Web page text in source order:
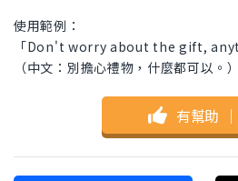
使用範例：
「Don't worry about the gift,
（中文：別擔心禮物，什麼都可以。）
有幫助 ｜